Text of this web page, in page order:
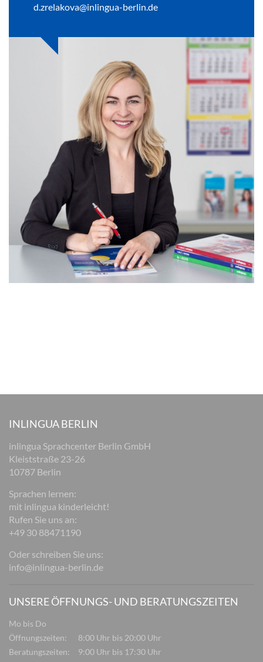
d.zrelakova@inlingua-berlin.de
INLINGUA BERLIN
inlingua Sprachcenter Berlin GmbH
Kleiststraße 23-26
10787 Berlin
Sprachen lernen:
mit inlingua kinderleicht!
Rufen Sie uns an:
+49 30 88471190
Oder schreiben Sie uns:
info@inlingua-berlin.de
UNSERE ÖFFNUNGS- UND BERATUNGSZEITEN
Mo bis Do
Öffnungszeiten:
8:00 Uhr bis 20:00 Uhr
Beratungszeiten:
9:00 Uhr bis 17:30 Uhr